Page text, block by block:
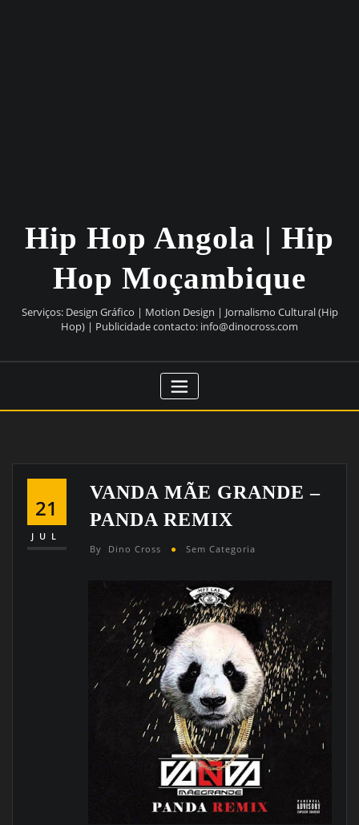
Hip Hop Angola | Hip
Hop Moçambique
Serviços: Design Gráfico | Motion Design | Jornalismo Cultural (Hip
Hop) | Publicidade contacto: info@dinocross.com
21
JUL
VANDA MÃE GRANDE –
PANDA REMIX
By Dino Cross Sem Categoria